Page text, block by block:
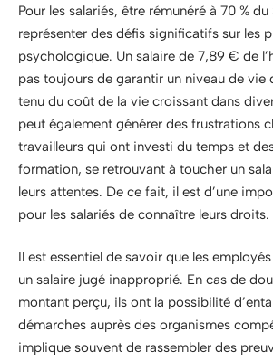
Pour les salariés, être rémunéré à 70 %
représenter des défis significatifs sur les
psychologique. Un salaire de 7,89 € de
pas toujours de garantir un niveau de vie
tenu du coût de la vie croissant dans
peut également générer des frustrations
travailleurs qui ont investi du temps et
formation, se retrouvant à toucher un
leurs attentes. De ce fait, il est d’une
pour les salariés de connaître leurs droits.
Il est essentiel de savoir que les
un salaire jugé inapproprié. En cas de
montant perçu, ils ont la possibilité
démarches auprès des organismes
implique souvent de rassembler des